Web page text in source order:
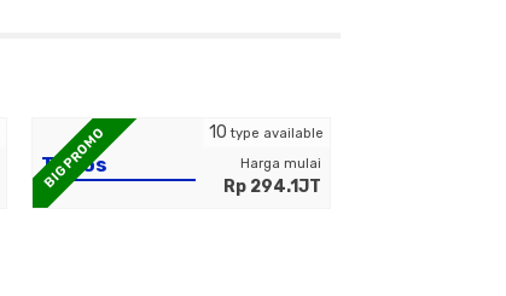
Terios Harga mulai
Rp 294.1JT
BIG PROMO 10type available